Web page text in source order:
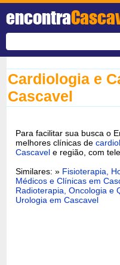
encontra
Cardiologia e
Cascavel
Para facilitar sua busca o
melhores clínicas de
Cascavel e região, com
Similares: » Fisioterapia,
Médicos e Clínicas em
Radioterapia, Oncologia e
Urologia em Cascavel